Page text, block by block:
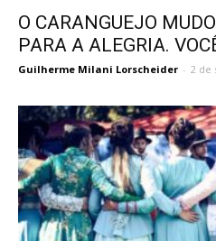
O CARANGUEJO
PARA A ALEGRIA.
Guilherme Milani Lorscheider - 2 de